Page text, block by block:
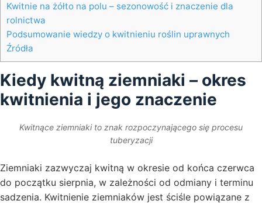
Kwitnie na żółto na polu – sezonowość i znaczenie dla
rolnictwa
Podsumowanie wiedzy o kwitnieniu roślin uprawnych
Źródła
Kiedy kwitną ziemniaki – okres
kwitnienia i jego znaczenie
Kwitnące ziemniaki to znak rozpoczynającego się procesu
tuberyzacji
Ziemniaki zazwyczaj kwitną w okresie od końca czerwca
do początku sierpnia, w zależności od odmiany i terminu
sadzenia. Kwitnienie ziemniaków jest ściśle powiązane z